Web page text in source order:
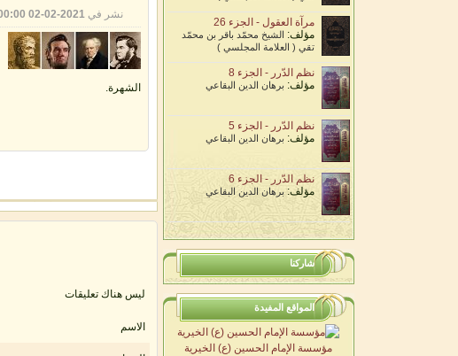
نشر في 2021-02-02 10:00:00
الشهرة.
ليس هناك تعليقات
الاسم
مرآة العقول - الجزء 26
مؤلف: الشيخ محمّد باقر بن محمّد
تقي ( العلامة المجلسي )
نظم الدّرر - الجزء 8
مؤلف: برهان الدين البقاعي
نظم الدّرر - الجزء 5
مؤلف: برهان الدين البقاعي
نظم الدّرر - الجزء 6
مؤلف: برهان الدين البقاعي
شاركنا
المواقع المفيدة
مؤسسة الإمام الحسين (ع) الخيرية